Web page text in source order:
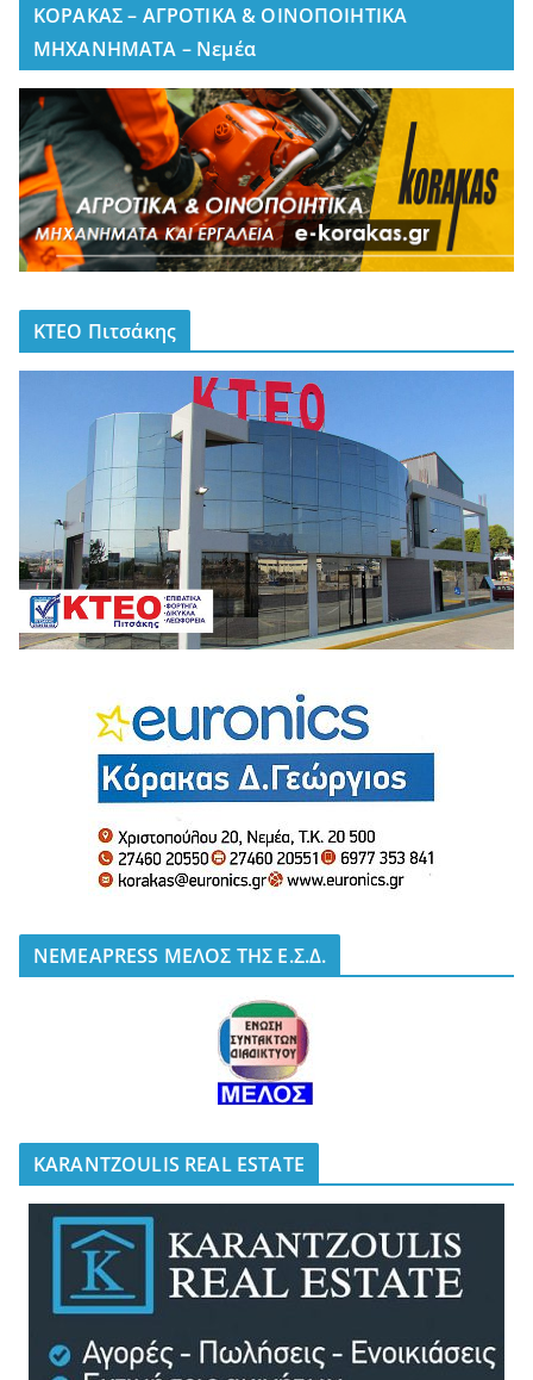
ΚΟΡΑΚΑΣ – ΑΓΡΟΤΙΚΑ & ΟΙΝΟΠΟΙΗΤΙΚΑ
ΜΗΧΑΝΗΜΑΤΑ – Νεμέα
ΚΤΕΟ Πιτσάκης
NEMEAPRESS ΜΕΛΟΣ ΤΗΣ Ε.Σ.Δ.
KARANTZOULIS REAL ESTATE